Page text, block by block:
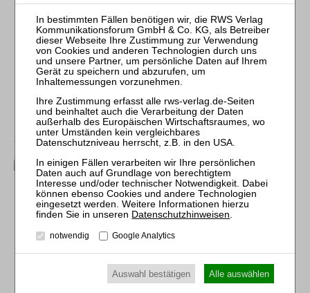
Sofort lieferbar
mehr
Großfeld† / Egger / Tönnes†
Recht der
Unternehmensbewertung
RWS-Skript 359
Brosch. 478 Seiten
RWS Verlag, Köln
ISBN 978-3-8145-7559-9
80,00 €
Datenschutzhinweisen
notwendig Google Analytics
Auswahl bestätigen Alle auswählen